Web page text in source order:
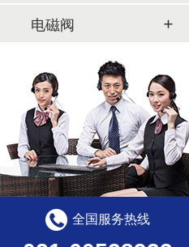
电磁阀
全国服务热线